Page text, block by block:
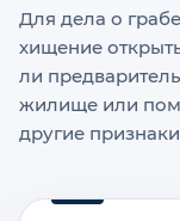
Для дела о
хищение
ли
жилище или
другие